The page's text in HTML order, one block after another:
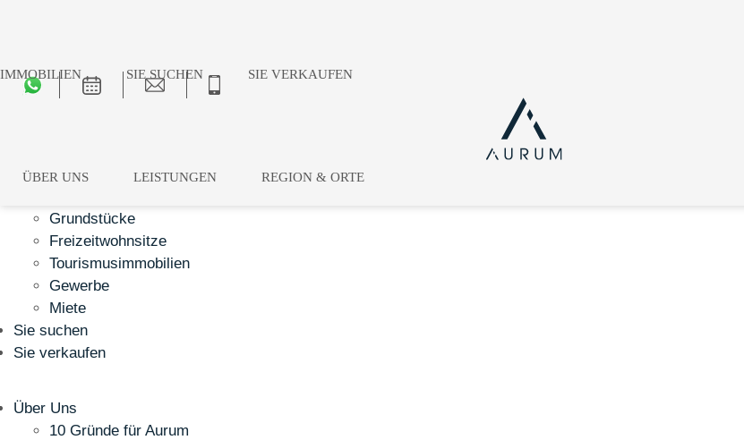
IMMOBILIEN SIE SUCHEN SIE VERKAUFEN
ÜBER UNS LEISTUNGEN REGION & ORTE
Wohnungen
Grundstücke
Freizeitwohnsitze
Tourismusimmobilien
Gewerbe
Miete
Sie suchen
Sie verkaufen
Über Uns
10 Gründe für Aurum